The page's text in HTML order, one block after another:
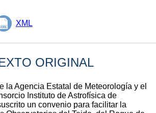
XML
ORIGINAL
la Agencia Estatal de Meteorología y el
Instituto de Astrofísica de
un convenio para facilitar la